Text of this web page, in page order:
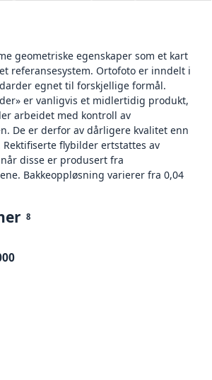
geometriske egenskaper som et kart
referansesystem. Ortofoto er inndelt i
egnet til forskjellige formål.
er vanligvis et midlertidig produkt,
arbeidet med kontroll av
De er derfor av dårligere kvalitet enn
flybilder ertstattes av
disse er produsert fra
Bakkeoppløsning varierer fra 0,04
8